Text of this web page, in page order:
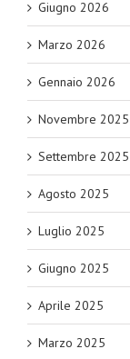
Giugno 2026
Marzo 2026
Gennaio 2026
Novembre 2025
Settembre 2025
Agosto 2025
Luglio 2025
Giugno 2025
Aprile 2025
Marzo 2025